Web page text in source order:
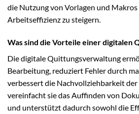
die Nutzung von Vorlagen und
Arbeitseffizienz zu steigern.
Was sind die Vorteile einer digitalen
Die digitale Quittungsverwaltung
Bearbeitung, reduziert Fehler durch
verbessert die Nachvollziehbarkeit
vereinfacht sie das Auffinden von
und unterstützt dadurch sowohl die